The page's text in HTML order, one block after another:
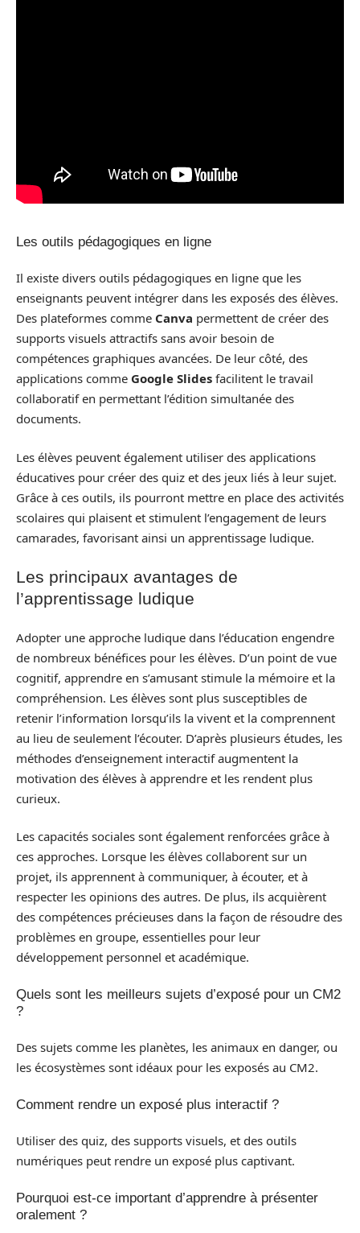
Les outils pédagogiques en ligne
Il existe divers outils pédagogiques en ligne que les
enseignants peuvent intégrer dans les exposés des élèves.
Des plateformes comme Canva permettent de créer des
supports visuels attractifs sans avoir besoin de
compétences graphiques avancées. De leur côté, des
applications comme Google Slides facilitent le travail
collaboratif en permettant l’édition simultanée des
documents.
Les élèves peuvent également utiliser des applications
éducatives pour créer des quiz et des jeux liés à leur sujet.
Grâce à ces outils, ils pourront mettre en place des activités
scolaires qui plaisent et stimulent l’engagement de leurs
camarades, favorisant ainsi un apprentissage ludique.
Les principaux avantages de
l’apprentissage ludique
Adopter une approche ludique dans l’éducation engendre
de nombreux bénéfices pour les élèves. D’un point de vue
cognitif, apprendre en s’amusant stimule la mémoire et la
compréhension. Les élèves sont plus susceptibles de
retenir l’information lorsqu’ils la vivent et la comprennent
au lieu de seulement l’écouter. D’après plusieurs études, les
méthodes d’enseignement interactif augmentent la
motivation des élèves à apprendre et les rendent plus
curieux.
Les capacités sociales sont également renforcées grâce à
ces approches. Lorsque les élèves collaborent sur un
projet, ils apprennent à communiquer, à écouter, et à
respecter les opinions des autres. De plus, ils acquièrent
des compétences précieuses dans la façon de résoudre des
problèmes en groupe, essentielles pour leur
développement personnel et académique.
Quels sont les meilleurs sujets d’exposé pour un CM2
?
Des sujets comme les planètes, les animaux en danger, ou
les écosystèmes sont idéaux pour les exposés au CM2.
Comment rendre un exposé plus interactif ?
Utiliser des quiz, des supports visuels, et des outils
numériques peut rendre un exposé plus captivant.
Pourquoi est-ce important d’apprendre à présenter
oralement ?